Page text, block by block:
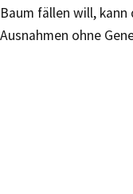
Baum fällen will,
Ausnahmen ohne